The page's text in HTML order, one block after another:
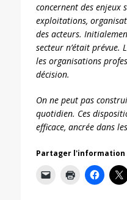
concernent des enjeux
exploitations,
des acteurs.
secteur n’était prévue.
les organisations
décision.
On ne peut pas
quotidien. Ces
efficace, ancrée dans
Partager l'information